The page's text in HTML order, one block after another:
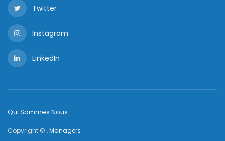
Twitter
Instagram
LinkedIn
Qui Sommes Nous
Copyright © ,Managers